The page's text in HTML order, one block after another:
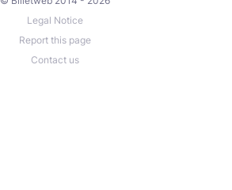
Legal Notice
Report this page
Contact us